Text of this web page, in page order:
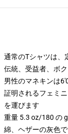
通常のTシャツは、
伝統、受益者、ボ
男性のマネキンは
証明されるフェミ
を運びます
重量 5.3 oz/180 の
綿、ヘザーの灰色